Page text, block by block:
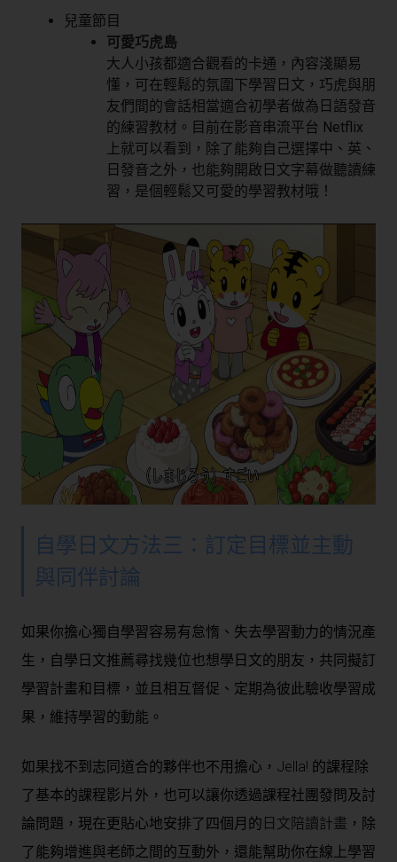
兒童節目
可愛巧虎島
大人小孩都適合觀看的卡通，內容淺顯易
懂，可在輕鬆的氛圍下學習日文，巧虎與朋
友們間的會話相當適合初學者做為日語發音
的練習教材。目前在影音串流平台 Netflix
上就可以看到，除了能夠自己選擇中、英、
日發音之外，也能夠開啟日文字幕做聽讀練
習，是個輕鬆又可愛的學習教材哦！
自學日文方法三：訂定目標並主動
與同伴討論
如果你擔心獨自學習容易有怠惰、失去學習動力的情況產
生，自學日文推薦尋找幾位也想學日文的朋友，共同擬訂
學習計畫和目標，並且相互督促、定期為彼此驗收學習成
果，維持學習的動能。
如果找不到志同道合的夥伴也不用擔心，Jella! 的課程除
了基本的課程影片外，也可以讓你透過課程社團發問及討
論問題，現在更貼心地安排了四個月的 日文陪讀計畫 ，除
了能夠增進與老師之間的互動外，還能幫助你在線上學習